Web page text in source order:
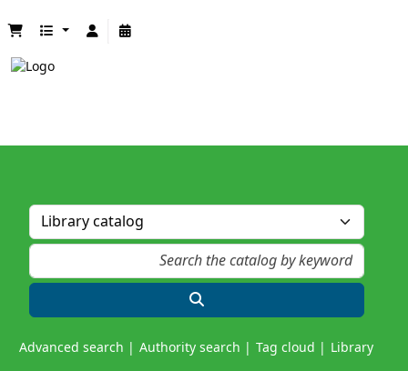
Advanced search Authority search Tag cloud Library